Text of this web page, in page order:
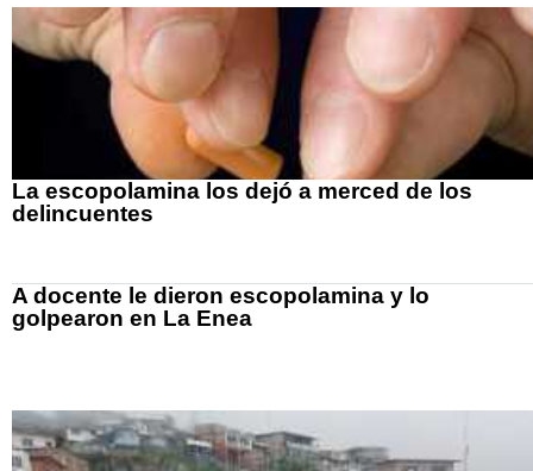
La escopolamina los dejó a merced de los
delincuentes
A docente le dieron escopolamina y lo
golpearon en La Enea